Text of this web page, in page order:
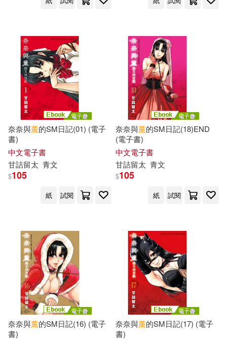
VALCLIMB(119) 笭菁(119)
紫狂(119)
解禁お宝プレミアム(119)
周顯宗(118)
憐憐(118) 幼福編輯部(117)
暁なつめ(117)
鳥山明(116) AIKA(115)
弥生みづき(115)
朱自清(115)
シネマジック(114)
人民衛生出版社(396)
幸福文化(396)
典藏藝術(395)
巴比樂視(395)
大田(391) 愛貝克思(391)
九州出版社(390)
獨步文化(383)
奈奈與薰的SM日記(01) (電子
書)
中文電子書
甘詰留太 青文
$105
紙 試閱
奈奈與薰的SM日記(18)END
(電子書)
中文電子書
甘詰留太 青文
$105
紙 試閱
奈奈與薰的SM日記(16) (電子
書)
奈奈與薰的SM日記(17) (電子
書)